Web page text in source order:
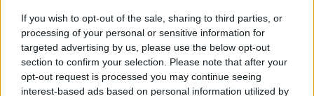
If you wish to opt-out of the sale, sharing to third parties, or
processing of your personal or sensitive information for
targeted advertising by us, please use the below opt-out
section to confirm your selection. Please note that after your
opt-out request is processed you may continue seeing
interest-based ads based on personal information utilized by
Lehet engem ezért elfogultnak tartani, de ahol negyedévről
negyedévre rendszeresen ekkora eltérések vannak ott egy idő után
fel kellene merülnie a felelősségnek, mert szemlátomást valaki
rosszul végzi a munkáját.